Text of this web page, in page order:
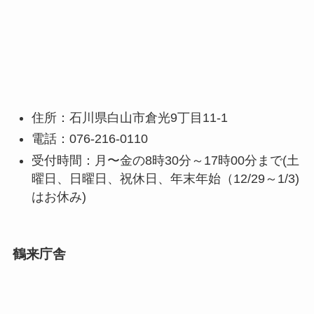
住所：石川県白山市倉光9丁目11-1
電話：076-216-0110
受付時間：月〜金の8時30分～17時00分まで(土
曜日、日曜日、祝休日、年末年始（12/29～1/3)
はお休み)
鶴来庁舎